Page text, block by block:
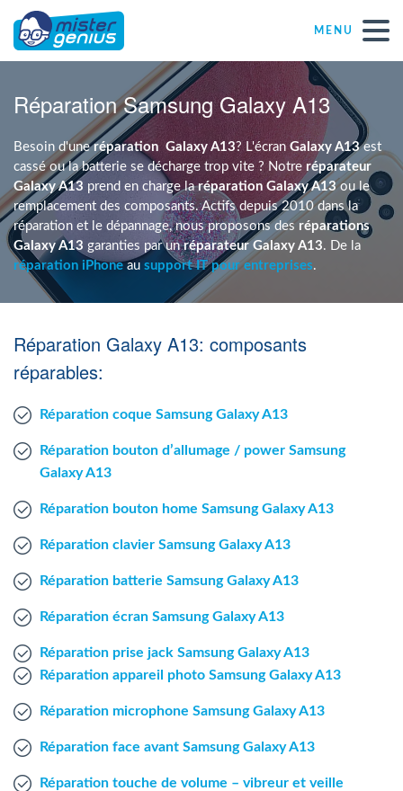
MENU
Réparations – Dépannages
Magasins informatiques toutes marques
Particulier
Indépendant
PME
Agent Windows
Réparation Samsung Galaxy A13
Besoin d'uneréparation Galaxy A13? L'écran Galaxy A13est
cassé ou la batterie se décharge trop vite ? Notre réparateur
Galaxy A13 prend en charge laréparation Galaxy A13ou le
remplacement des composants. Actifs depuis 2010 dans la
réparation et le dépannage, nous proposons des réparations
Galaxy A13 garanties par unréparateur Galaxy A13. De la
réparation iPhoneau support IT pour entreprises.
Réparation Galaxy A13: composants
réparables:
Réparation coque Samsung Galaxy A13
Réparation bouton d’allumage / power Samsung
Galaxy A13
Réparation bouton home Samsung Galaxy A13
Réparation clavier Samsung Galaxy A13
Réparation batterie Samsung Galaxy A13
Réparation écran Samsung Galaxy A13
Réparation prise jack Samsung Galaxy A13
Réparation appareil photo Samsung Galaxy A13
Réparation microphone Samsung Galaxy A13
Réparation face avant Samsung Galaxy A13
Réparation touche de volume – vibreur et veille